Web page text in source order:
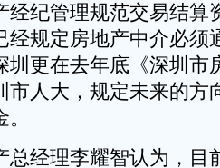
经纪管理规范交易结
经规定房地产中介必须
圳更在去年底《深圳市
市人大，规定未来的方
经理李耀智认为，目